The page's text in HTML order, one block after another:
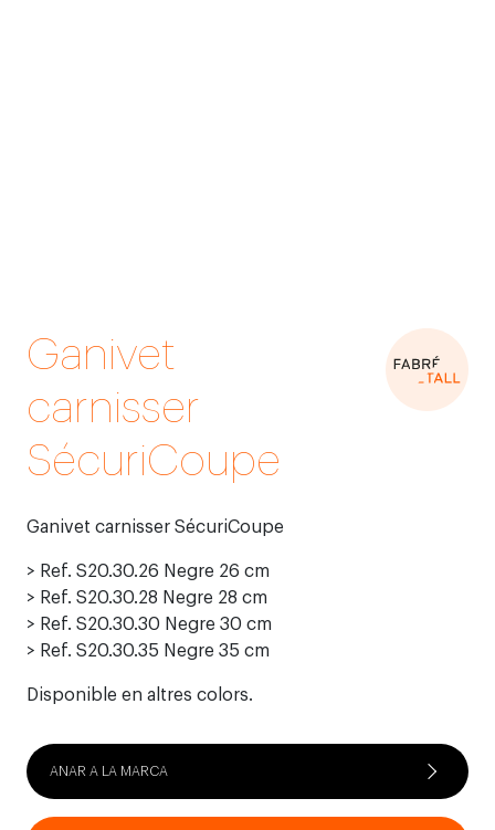
Ganivet
carnisser
SécuriCoupe
Ganivet carnisser SécuriCoupe
> Ref. S20.30.26 Negre 26 cm
> Ref. S20.30.28 Negre 28 cm
> Ref. S20.30.30 Negre 30 cm
> Ref. S20.30.35 Negre 35 cm
Disponible en altres colors.
ANAR A LA MARCA